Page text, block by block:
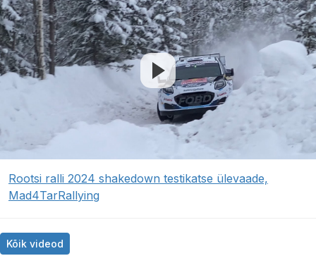
Rootsi ralli 2024 shakedown testikatse ülevaade,
Mad4TarRallying
Kõik videod